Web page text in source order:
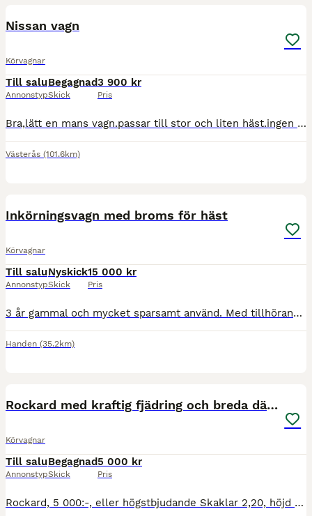
Nissan vagn
Körvagnar
Till salu
Annonstyp
Begagnad
Skick
3 900 kr
Pris
Bra,lätt en mans vagn.passar till stor och liten häst.ingen rostig rockhard,snabb lås.finns i västerås, priset diskoteras på plats Bytes också mot Speedcar
Västerås (101.6km)
Inkörningsvagn med broms för häst
Körvagnar
Till salu
Annonstyp
Nyskick
Skick
15 000 kr
Pris
3 år gammal och mycket sparsamt använd. Med tillhörande kuskkil. Har stått under tak med överdrag. Fungerar som det ska. Säljer då jag inte har möjlighet att köra på nya stallet. Sele storlek cob kan
Handen (35.2km)
Rockard med kraftig fjädring och breda däck
Körvagnar
Till salu
Annonstyp
Begagnad
Skick
5 000 kr
Pris
Rockard, 5 000:-, eller högstbjudande Skaklar 2,20, höjd 1,00, bredd 1,35. Har använts för halvblod, nordsvensk & ardenner. Gott om plats för två. Kraftig fjädring, breda däck.